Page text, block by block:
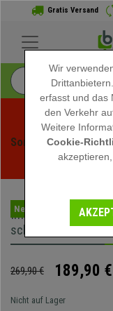
Gratis Versand
für
Neuheit
Im 2er Set:
schwarze
269,90 € 189,90 €
Nicht auf Lager
Wir
erfasst und das
den Verkehr
Weitere
Cookie-